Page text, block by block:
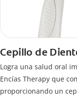
Cepillo de
Logra una salud oral
Encías Therapy que
proporcionando un